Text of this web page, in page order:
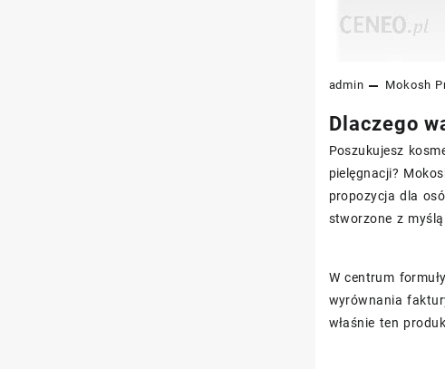
admin Mokosh
Dlaczego
Poszukujesz
pielęgnacji?
propozycja dla
stworzone z
W centrum
wyrównania
właśnie ten